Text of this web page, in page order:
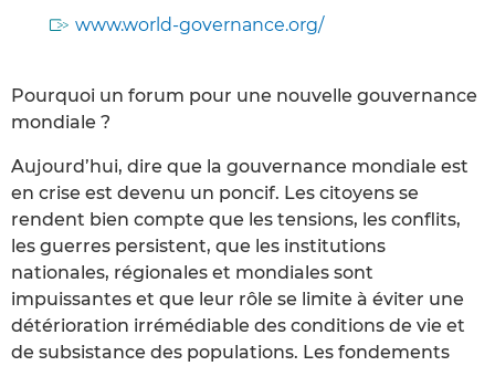
www.world-governance.org/
Pourquoi un forum pour une nouvelle gouvernance
mondiale ?
Aujourd’hui, dire que la gouvernance mondiale est
en crise est devenu un poncif. Les citoyens se
rendent bien compte que les tensions, les conflits,
les guerres persistent, que les institutions
nationales, régionales et mondiales sont
impuissantes et que leur rôle se limite à éviter une
détérioration irrémédiable des conditions de vie et
de subsistance des populations. Les fondements